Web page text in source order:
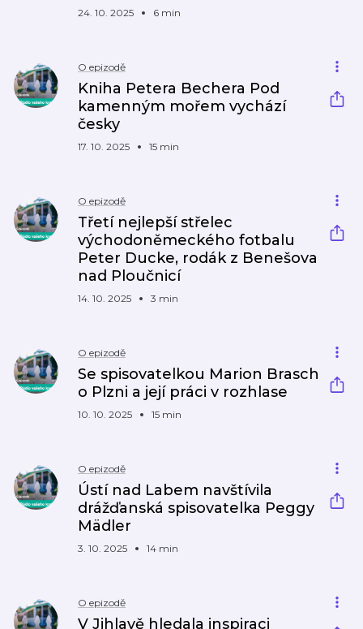
24. 10. 2025 6 min
O epizodě
Kniha Petera Bechera Pod
kamenným mořem vychází
česky
17. 10. 2025 15 min
O epizodě
Třetí nejlepší střelec
východoněmeckého fotbalu
Peter Ducke, rodák z Benešova
nad Ploučnicí
14. 10. 2025 3 min
O epizodě
Se spisovatelkou Marion Brasch
o Plzni a její práci v rozhlase
10. 10. 2025 15 min
O epizodě
Ústí nad Labem navštívila
drážďanská spisovatelka Peggy
Mädler
3. 10. 2025 14 min
O epizodě
V Jihlavě hledala inspiraci